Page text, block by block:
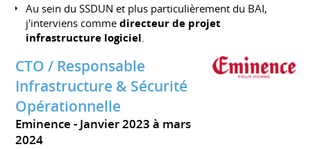
Au sein du SSDUN et plus particulièrement du BAI,
j'interviens commedirecteur de projet
infrastructure logiciel
CTO / Responsable
Infrastructure & Sécurité
Opérationnelle
Eminence
Janvier 2023 à mars
2024